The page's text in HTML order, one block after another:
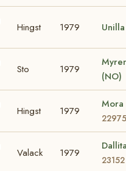
Hingst 1979
Sto 1979
(NO)
Hingst 1979
22975
Valack 1979
23152